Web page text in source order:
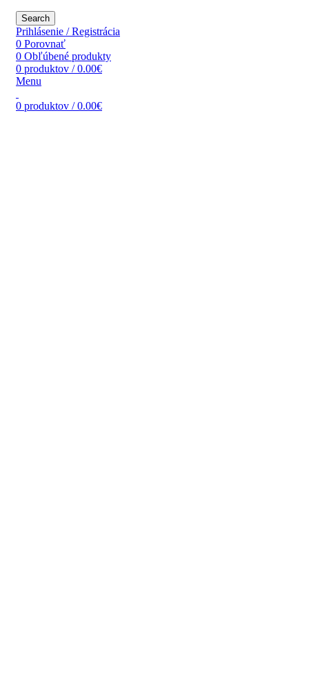
Search
Prihlásenie / Registrácia
0 Porovnať
0 Obľúbené produkty
0 produktov / 0.00€
Menu
0 produktov / 0.00€